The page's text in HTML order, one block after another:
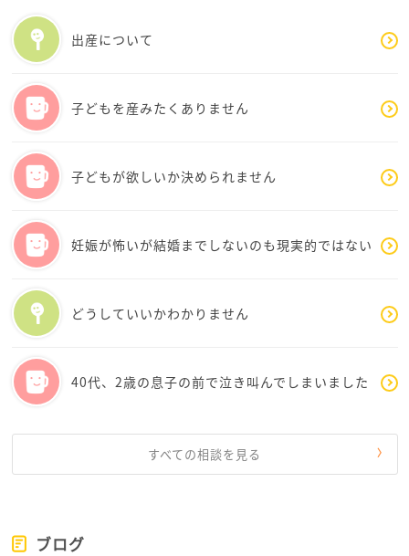
復職であれば、職場の様子はわかっていますし、職場
側もnodaさんの現状を理解して業務量の調整という提
はるかに少ないのかな、と思います。ご自身のお気持
ちを優先して体調を整えながら妊活を進めることも可
公務員であれば活用できる制度も最大限整えられてい
るのかと思います。
一方で、転職の場合、選択肢を増やせる点で良いのは
間違いありませんが、入社前には条件的に良さそうか
はわかっても、実際に中に入って働いてみなければ
（特に人間関係については）わからない、というリス
クが有ると思います。
ただ、妊活を理由に転職を諦める必要もない、とも思
います。現在は、企業の多くが女性の活躍を応援する
方向に動いていますし、その過程で妊娠・出産・育児
という期間が含まれてくることも織り込み済みの場合
間は安定して働いてほしいという希望は有るかもしれ
ませんが、それでも長い目で見て若い女性を採用した
転職エージェントのコメントが気になってしまうかも
出産について
子どもを産みたくありません
子どもが欲しいか決められません
妊娠が怖いが結婚までしないのも現実的ではない
どうしていいかわかりません
40代、2歳の息子の前で泣き叫んでしまいました
すべての相談を見る
ブログ